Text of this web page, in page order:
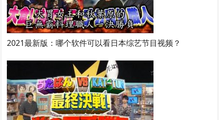
2021最新版：哪个软件可以看日本综艺节目视频？